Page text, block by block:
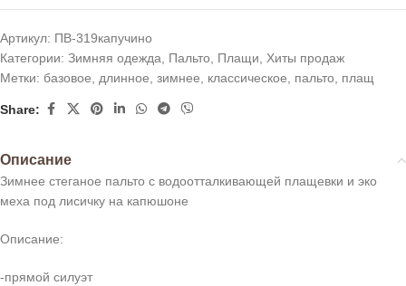
Артикул: ПВ-319капучино
Категории: Зимняя одежда, Пальто, Плащи, Хиты продаж
Метки: базовое, длинное, зимнее, классическое, пальто, плащ
Share:
Описание
Зимнее стеганое пальто с водоотталкивающей плащевки и эко
меха под лисичку на капюшоне
Описание:
-прямой силуэт